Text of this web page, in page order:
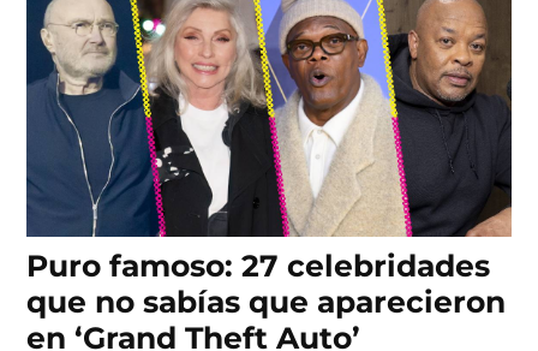
Puro famoso: 27 celebridades
que no sabías que aparecieron
en ‘Grand Theft Auto’